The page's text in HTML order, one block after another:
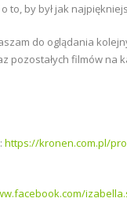
to, by był jak
do oglądania
pozostałych filmów na
https://kronen.com.pl/